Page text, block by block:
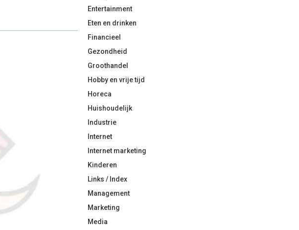
Entertainment
Eten en drinken
Financieel
Gezondheid
Groothandel
Hobby en vrije tijd
Horeca
Huishoudelijk
Industrie
Internet
Internet marketing
Kinderen
Links / Index
Management
Marketing
Media